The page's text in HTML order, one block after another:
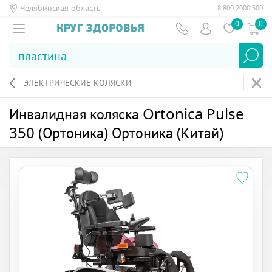
Челябинская область 8 800 2000 500
0 0
ЭЛЕКТРИЧЕСКИЕ КОЛЯСКИ
Инвалидная коляска Ortonica Pulse
350 (Ортоника) Ортоника (Китай)